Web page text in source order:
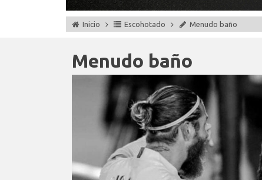
Inicio Escohotado Menudo baño
Menudo baño